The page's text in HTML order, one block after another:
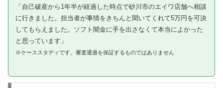
「自己破産から1年半が経過した時点で砂川市のエイワ店舗へ相談
に行きました。担当者が事情をきちんと聞いてくれて5万円を可決
してもらえました。ソフト闇金に手を出さなくて本当によかった
と思っています」
※ケーススタディです。審査通過を保証するものではありません